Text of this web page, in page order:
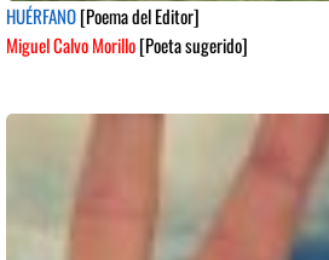
HUÉRFANO[Poema del Editor]
Miguel Calvo Morillo[Poeta sugerido]